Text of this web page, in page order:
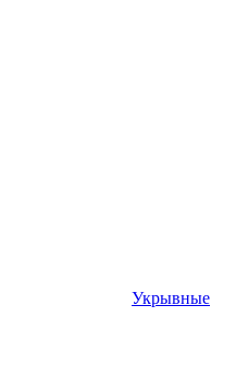
Укрывные